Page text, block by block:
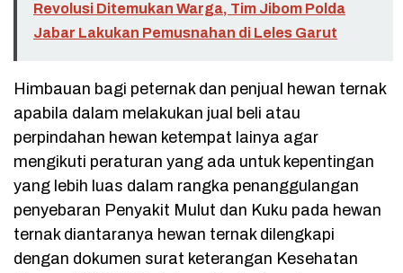
Revolusi Ditemukan Warga, Tim Jibom Polda
Jabar Lakukan Pemusnahan di Leles Garut
Himbauan bagi peternak dan penjual hewan ternak
apabila dalam melakukan jual beli atau
perpindahan hewan ketempat lainya agar
mengikuti peraturan yang ada untuk kepentingan
yang lebih luas dalam rangka penanggulangan
penyebaran Penyakit Mulut dan Kuku pada hewan
ternak diantaranya hewan ternak dilengkapi
dengan dokumen surat keterangan Kesehatan